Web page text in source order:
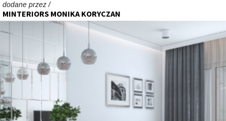
dodane przez /
MINTERIORS MONIKA KORYCZAN